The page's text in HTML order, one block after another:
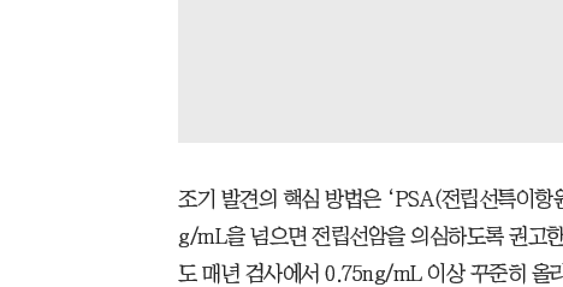
조기 발견의 핵심 방법은 ‘PSA(전립선특이
g/mL을 넘으면 전립선암을 의심하도록 권고
도 매년 검사에서 0.75ng/mL 이상 꾸준히 올